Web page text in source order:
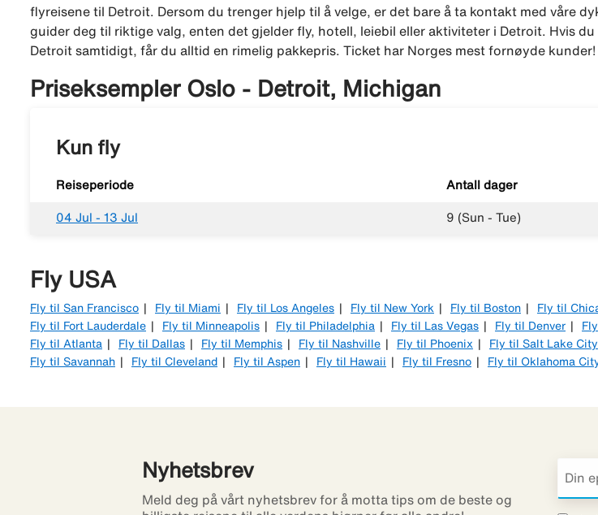
flyreisene til Detroit. Dersom du trenger hjelp til å velge, er det bare å ta kontakt med våre
guider deg til riktige valg, enten det gjelder fly, hotell, leiebil eller aktiviteter i Detroit. Hvis
Detroit samtidigt, får du alltid en rimelig pakkepris. Ticket har Norges mest fornøyde kunder!
Priseksempler Oslo - Detroit, Michigan
Kun fly
Reiseperiode Antall dager
04 Jul - 13 Jul 9 (Sun - Tue)
Fly USA
Fly til San Francisco Fly til Miami Fly til Los Angeles Fly til New York Fly til Boston Fly til
Fly til Fort Lauderdale
Fly til Minneapolis Fly til Philadelphia Fly til Las Vegas Fly til Denver
Fly til Atlanta
Fly til Dallas Fly til Memphis Fly til Nashville Fly til Phoenix Fly til Salt Lake City
Fly til Savannah
Fly til Cleveland Fly til Aspen Fly til Hawaii Fly til Fresno Fly til Oklahoma
Nyhetsbrev
Meld deg på vårt nyhetsbrev for å motta tips om de beste og